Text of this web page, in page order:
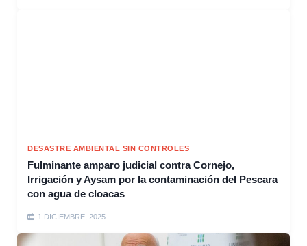
DESASTRE AMBIENTAL SIN CONTROLES
Fulminante amparo judicial contra Cornejo,
Irrigación y Aysam por la contaminación del Pescara
con agua de cloacas
1 DICIEMBRE, 2025